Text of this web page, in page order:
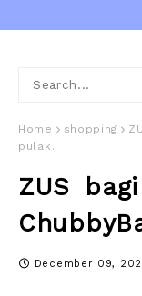
Home shopping
pulak.
ZUS
December 09,